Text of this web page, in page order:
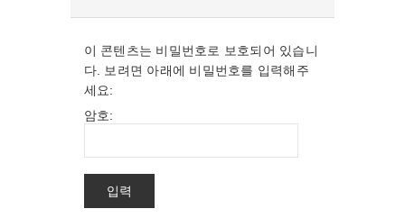
이 콘텐츠는 비밀번호로 보호되어 있습니
다. 보려면 아래에 비밀번호를 입력해주
세요:
암호: